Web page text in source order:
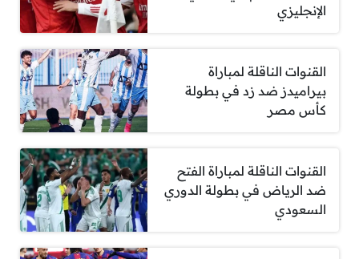
الإنجليزي
القنوات الناقلة لمباراة
بيراميدز ضد زد في بطولة
كأس مصر
القنوات الناقلة لمباراة الفتح
ضد الرياض في بطولة الدوري
السعودي